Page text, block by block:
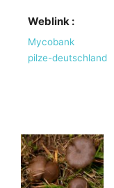
Weblink :
Mycobank
pilze-deutschland